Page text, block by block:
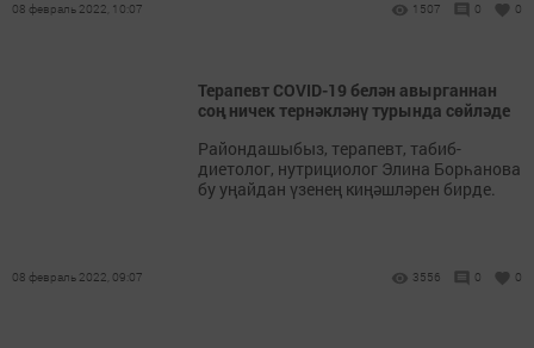
08 февраль 2022, 10:07 1507 0 0
Терапевт COVID-19 белән авырганнан
соң ничек тернәкләнү турында сөйләде
Райондашыбыз, терапевт, табиб-
диетолог, нутрициолог Элина Борһанова
бу уңайдан үзенең киңәшләрен бирде.
08 февраль 2022, 09:07 3556 0 0